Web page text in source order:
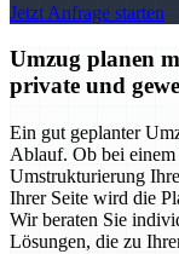
Jetzt Anfrage starten
Umzug planen
private und
Ein gut geplanter
Ablauf. Ob bei
Umstrukturierung
Ihrer Seite wird die
Wir beraten Sie
Lösungen, die zu